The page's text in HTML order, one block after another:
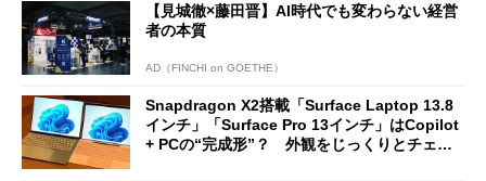
【見城徹×藤田晋】AI時代でも変わらない経営
者の本質
AD（FINCHI on GOETHE）
Snapdragon X2搭載「Surface Laptop 13.8
インチ」「Surface Pro 13インチ」はCopilot
+ PCの“完成形”？ 外観をじっくりとチェッ